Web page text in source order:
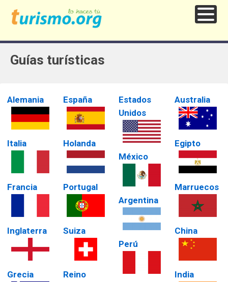
Guías turísticas
Alemania
Italia
Francia
Inglaterra
Grecia
España
Holanda
Portugal
Suiza
Reino
Estados
Unidos
México
Argentina
Perú
Australia
Egipto
Marruecos
China
India